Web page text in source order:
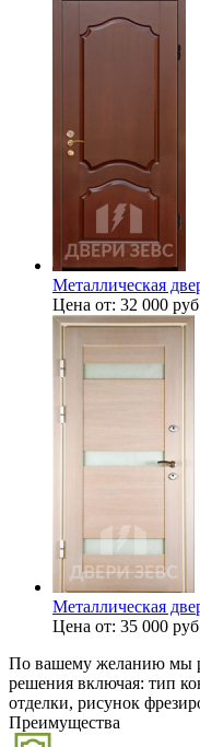
Металлическая
Цена от: 32 000
Металлическая
Цена от: 35 000
По вашему желанию мы
решения включая: тип
отделки, рисунок
Преимущества